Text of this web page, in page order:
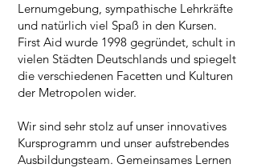
Lernumgebung, sympathische Lehrkräfte
und natürlich viel Spaß in den Kursen.
First Aid wurde 1998 gegründet, schult in
vielen Städten Deutschlands und spiegelt
die verschiedenen Facetten und Kulturen
der Metropolen wider.
Wir sind sehr stolz auf unser innovatives
Kursprogramm und unser aufstrebendes
Ausbildungsteam. Gemeinsames Lernen